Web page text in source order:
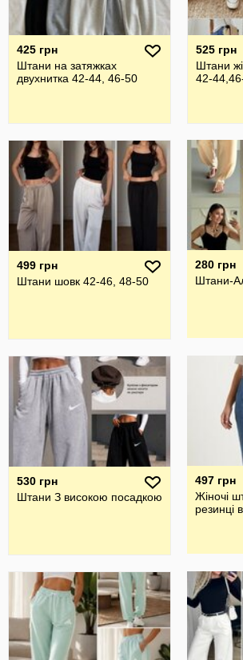
425 грн
Штани на затяжках
двухнитка 42-44, 46-50
525 грн
Штани
42-
499 грн
Штани шовк 42-46, 48-50
280 грн
Штани-
530 грн
Штани З високою посадкою
497 грн
Жіночі
резинці